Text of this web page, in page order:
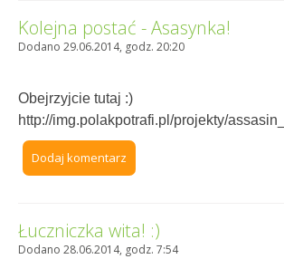
Kolejna postać - Asasynka!
Dodano 29.06.2014, godz. 20:20
Obejrzyjcie tutaj :)
http://img.polakpotrafi.pl/projekty/
Dodaj komentarz
Łuczniczka wita! :)
Dodano 28.06.2014, godz. 7:54